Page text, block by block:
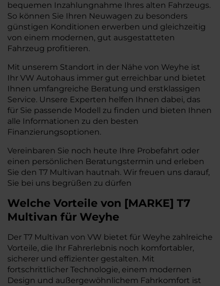
bequemen Inzahlungnahme Ihres alten Fahrzeugs.
So können Sie Ihren Neuwagen zu besonders
günstigen Konditionen erwerben und gleichzeitig
von einem modernen, gut ausgestatteten
Fahrzeug profitieren.
Mit unserem Standort in der Nähe von Weyhe ist
Ihr VW Autohaus immer gut erreichbar und bietet
Ihnen umfangreiche Beratung und erstklassigen
Service. Unsere Experten helfen Ihnen dabei, das
für Sie passende Modell zu finden und bieten Ihnen
alle Informationen zu den besten
Finanzierungsoptionen.
Vereinbaren Sie noch heute Ihre Probefahrt oder
einen persönlichen Beratungstermin und erleben
Sie den T7 Multivan hautnah. Wir freuen uns darauf,
Sie bei uns begrüßen zu dürfen
Welche Vorteile von [MARKE] T7
Multivan für Weyhe
Der T7 Multivan von VW bietet für Weyhe zahlreiche
Vorteile, die Ihr Fahrerlebnis noch komfortabler,
sicherer und effizienter gestalten. Mit
fortschrittlicher Technologie, einem modernen
Design und außergewöhnlichem Fahrkomfort ist